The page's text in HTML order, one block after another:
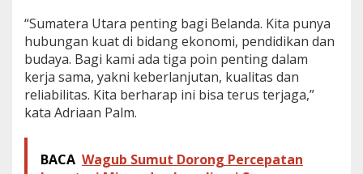
“Sumatera Utara penting bagi Belanda. Kita punya
hubungan kuat di bidang ekonomi, pendidikan dan
budaya. Bagi kami ada tiga poin penting dalam
kerja sama, yakni keberlanjutan, kualitas dan
reliabilitas. Kita berharap ini bisa terus terjaga,”
kata Adriaan Palm.
BACA Wagub Sumut Dorong Percepatan